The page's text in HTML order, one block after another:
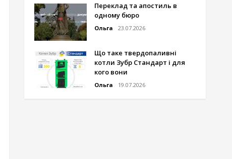
Переклад та апостиль в
одному бюро
Ольга 23.07.2026
Що таке твердопаливні
котли Зубр Стандарт і для
кого вони
Ольга 19.07.2026